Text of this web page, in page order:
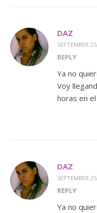
DAZ
SEPTEMBER
REPLY
Ya no
Voy
horas en
DAZ
SEPTEMBER
REPLY
Ya no